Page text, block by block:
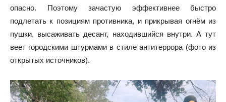
опасно. Поэтому зачастую эффективнее быстро
подлетать к позициям противника, и прикрывая огнём из
пушки, высаживать десант, находившийся внутри. А тут
веет городскими штурмами в стиле антитеррора (фото из
открытых источников).